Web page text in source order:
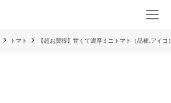
トマト 【超お買得】甘くて濃厚ミニトマト（品種:アイコ